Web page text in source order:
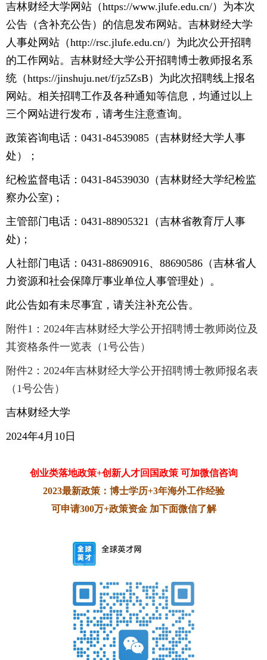
吉林财经大学网站（https://www.jlufe.edu.cn/）为本次
公告（含补充公告）的信息发布网站。吉林财经大学
人事处网站（http://rsc.jlufe.edu.cn/）为此次公开招聘
的工作网站。吉林财经大学公开招聘博士教师报名系
统（https://jinshuju.net/f/jz5ZsB）为此次招聘线上报名
网站。相关招聘工作及各种通知等信息，均通过以上
三个网站进行发布，请考生注意查询。
政策咨询电话：0431-84539085（吉林财经大学人事
处）；
纪检监督电话：0431-84539030（吉林财经大学纪检监
察办公室)；
主管部门电话：0431-88905321（吉林省教育厅人事
处)；
人社部门电话：0431-88690916、88690586（吉林省人
力资源和社会保障厅事业单位人事管理处）。
此公告如有未尽事宜，请关注补充公告。
附件1：2024年吉林财经大学公开招聘博士教师岗位及
其资格条件一览表（1号公告）
附件2：2024年吉林财经大学公开招聘博士教师报名表
（1号公告）
吉林财经大学
2024年4月10日
创业类落地政策+创新人才回国政策 可加微信咨询
2023最新政策：博士学历+3年海外工作经验
可申请300万+政策资金 加下面微信了解